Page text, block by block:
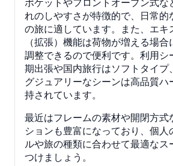
れのしやすさが特徴的で、日常的
の旅に適しています。また、エキ
（拡張）機能は荷物が増える場
調整できるので便利です。利用シ
期出張や国内旅行はソフトタイプ
グジュアリーなシーンは高品質ハ
持されています。
最近はフレームの素材や開閉方式
ションも豊富になっており、個人
ルや旅の種類に合わせて最適なス
つけましょう。